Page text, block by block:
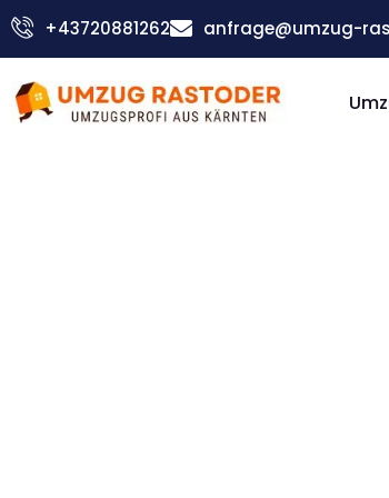
Skip
+43720881262 anfrage@umzug-